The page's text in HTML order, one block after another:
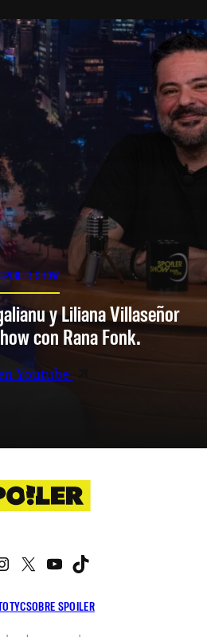
SHOW
y Liliana Villaseñor
con Rana Fonk.
Youtube
TYCSOBRE SPOILER
Instagram
X YouTube